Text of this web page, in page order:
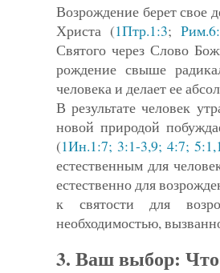
Возрождение берет свое
Христа (1Птр.1:3;
Святого через Слово
рождение свыше
человека и делает ее
В результате человек
новой природой
(1Ин.1:7; 3:1-3,9; 4:7;
естественным для
естественно для
к святости для
необходимостью,
3. Ваш выбор: Что